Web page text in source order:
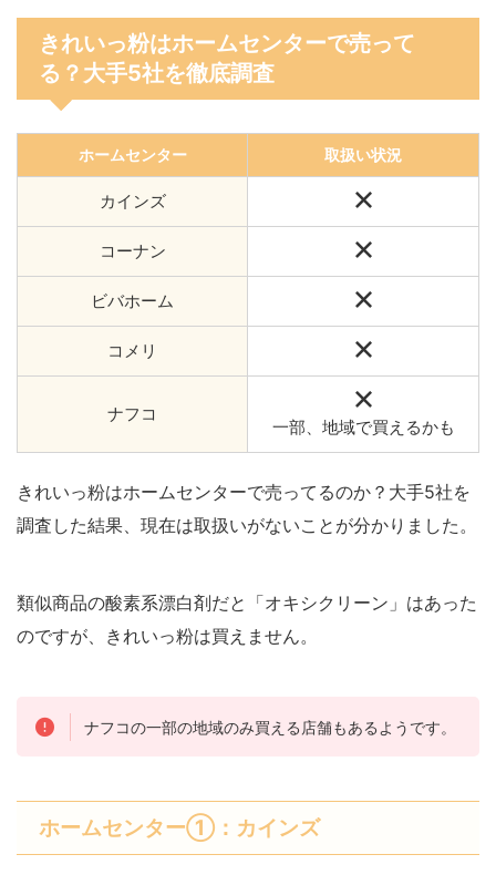
きれいっ粉はホームセンターで売って
る？大手5社を徹底調査
ホームセンター 取扱い状況
カインズ
コーナン
ビバホーム
コメリ
ナフコ
一部、地域で買えるかも
きれいっ粉はホームセンターで売ってるのか？大手5社を
調査した結果、現在は取扱いがないことが分かりました。
類似商品の酸素系漂白剤だと「オキシクリーン」はあった
のですが、きれいっ粉は買えません。
ナフコの一部の地域のみ買える店舗もあるようです。
ホームセンター①：カインズ